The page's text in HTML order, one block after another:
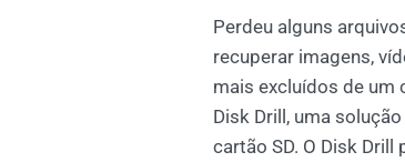
Perdeu alguns
recuperar imagens,
mais excluídos de um
Disk Drill, uma
cartão SD. O Disk Drill